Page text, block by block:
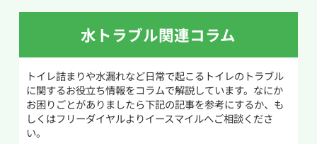
ーします。その上からトイレットペーパーをかぶ
せ、さらにクエン酸水をかけてパックのように
トイレブラシでこすって汚れを落とします。頑固
な尿石の場合は、同じ手順を数回繰り返すと効
果的です。
尿石は放置すると落としにくくなるだけでな
トバルブの破損が疑われます。まずはトイレ室内
についている止水栓を閉め、水の供給を止めてく
ださい。自分での修理が無理だと判断したらこ
の時点で水道業者へ連絡をしてください。
タンク内の部品の知識があり、工具と新しい部品
が手元にある場合は自身で修理するのも一つの
水トラブル関連コラム
トイレ詰まりや水漏れなど日常で起こるトイレのトラブル
に関するお役立ち情報をコラムで解説しています。なにか
お困りごとがありましたら下記の記事を参考にするか、も
しくはフリーダイヤルよりイースマイルへご相談くださ
い。